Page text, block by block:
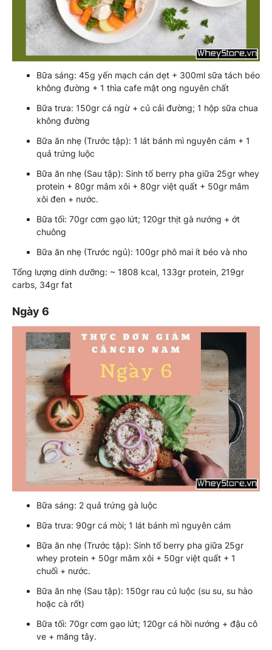
Bữa sáng: 45g yến mạch cán dẹt + 300ml sữa tách béo
không đường + 1 thìa cafe mật ong nguyên chất
Bữa trưa: 150gr cá ngừ + củ cải đường; 1 hộp sữa chua
không đường
Bữa ăn nhẹ (Trước tập): 1 lát bánh mì nguyên cám + 1
quả trứng luộc
Bữa ăn nhẹ (Sau tập): Sinh tố berry pha giữa 25gr whey
protein + 80gr mâm xôi + 80gr việt quất + 50gr mâm
xôi đen + nước.
Bữa tối: 70gr cơm gạo lứt; 120gr thịt gà nướng + ớt
chuông
Bữa ăn nhẹ (Trước ngủ): 100gr phô mai ít béo và nho
Tổng lượng dinh dưỡng: ~ 1808 kcal, 133gr protein, 219gr
carbs, 34gr fat
Ngày 6
Bữa sáng: 2 quả trứng gà luộc
Bữa trưa: 90gr cá mòi; 1 lát bánh mì nguyên cám
Bữa ăn nhẹ (Trước tập): Sinh tố berry pha giữa 25gr
whey protein + 50gr mâm xôi + 50gr việt quất + 1
chuối + nước.
Bữa ăn nhẹ (Sau tập): 150gr rau củ luộc (su su, su hào
hoặc cà rốt)
Bữa tối: 70gr cơm gạo lứt; 120gr cá hồi nướng + đậu cô
ve + măng tây.